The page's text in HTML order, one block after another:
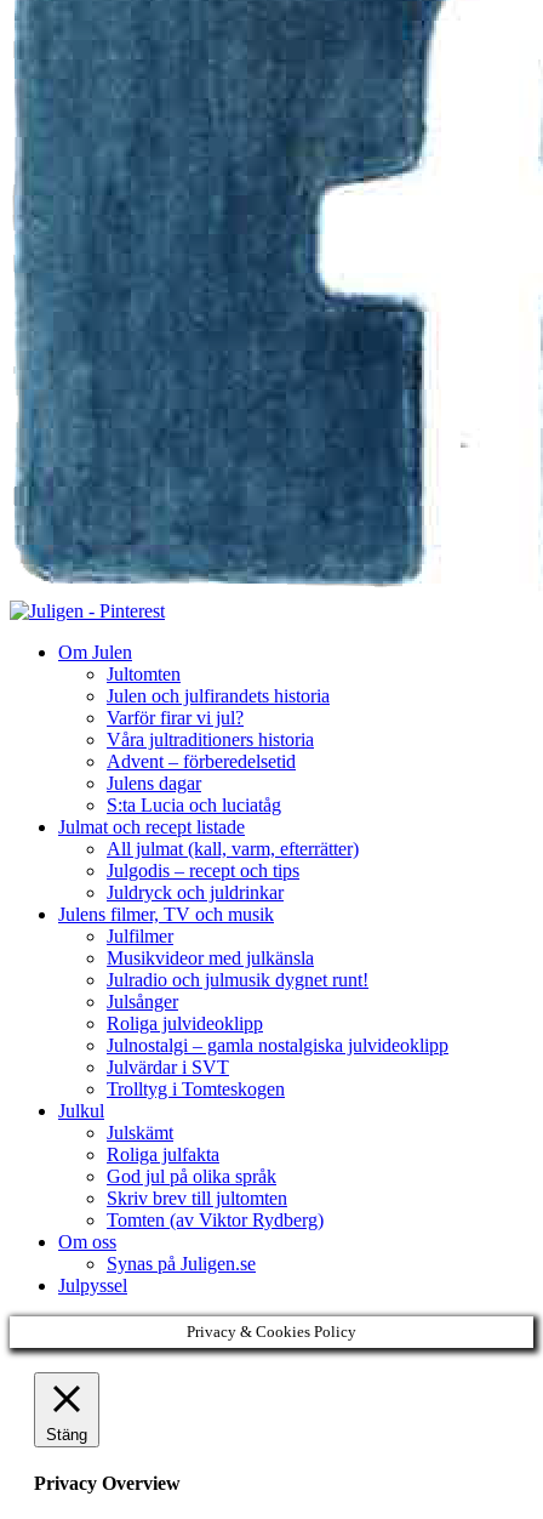
Om Julen
Jultomten
Julen och julfirandets historia
Varför firar vi jul?
Våra jultraditioners historia
Advent – förberedelsetid
Julens dagar
S:ta Lucia och luciatåg
Julmat och recept listade
All julmat (kall, varm, efterrätter)
Julgodis – recept och tips
Juldryck och juldrinkar
Julens filmer, TV och musik
Julfilmer
Musikvideor med julkänsla
Julradio och julmusik dygnet runt!
Julsånger
Roliga julvideoklipp
Julnostalgi – gamla nostalgiska julvideoklipp
Julvärdar i SVT
Trolltyg i Tomteskogen
Julkul
Julskämt
Roliga julfakta
God jul på olika språk
Skriv brev till jultomten
Tomten (av Viktor Rydberg)
Om oss
Synas på Juligen.se
Julpyssel
Privacy & Cookies Policy
Stäng
Privacy Overview